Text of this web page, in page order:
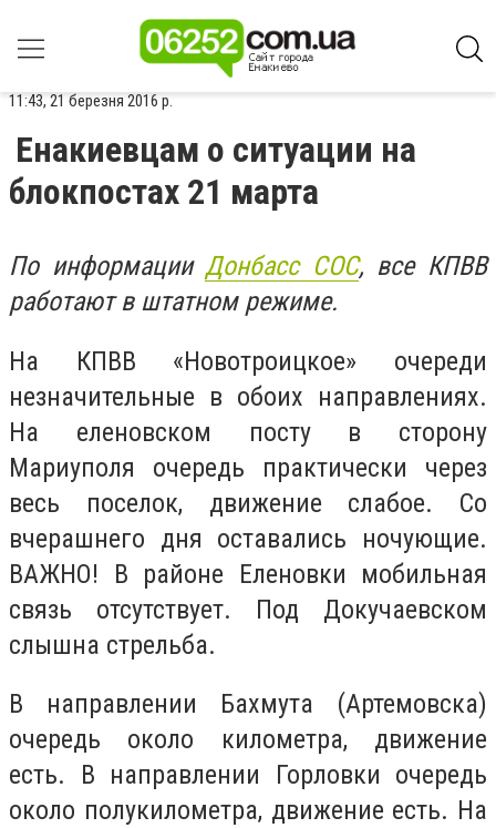
11:43, 21 березня 2016 р.
Енакиевцам о ситуации на
блокпостах 21 марта
По информацииДонбасс СОС, все КПВВ
работают в штатном режиме.
На КПВВ «Новотроицкое» очереди
незначительные в обоих направлениях.
На еленовском посту в сторону
Мариуполя очередь практически через
весь поселок, движение слабое. Со
вчерашнего дня оставались ночующие.
ВАЖНО! В районе Еленовки мобильная
связь отсутствует. Под Докучаевском
слышна стрельба.
В направлении Бахмута (Артемовска)
очередь около километра, движение
есть. В направлении Горловки очередь
около полукилометра, движение есть. На